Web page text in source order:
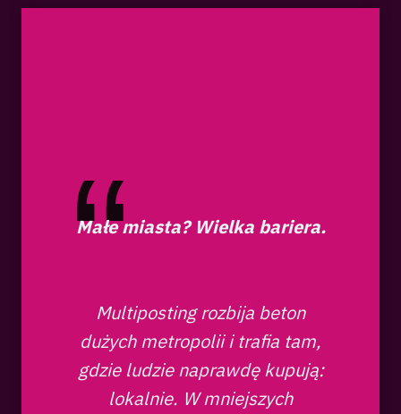
Małe miasta? Wielka bariera.
Multiposting rozbija beton
dużych metropolii i trafia tam,
gdzie ludzie naprawdę kupują:
lokalnie. W mniejszych